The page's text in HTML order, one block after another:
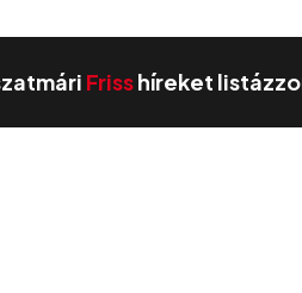
Frisshíreket